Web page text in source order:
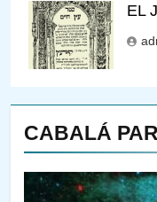
CABALÁ
EL